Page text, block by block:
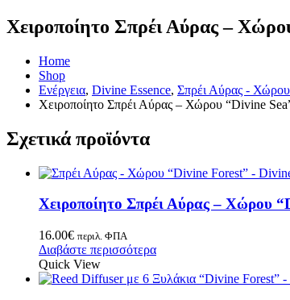
Χειροποίητο Σπρέι Αύρας –
Home
Shop
Ενέργεια, Divine Essence, Σπρέι Αύρας - Χώρου
Χειροποίητο Σπρέι Αύρας – Χώρου “Divine
Σχετικά προϊόντα
Χειροποίητο Σπρέι Αύρας – Χώρου
16.00€ περιλ. ΦΠΑ
Διαβάστε περισσότερα
Quick View